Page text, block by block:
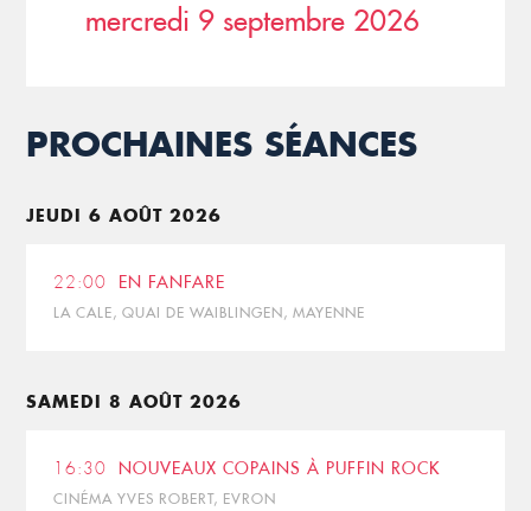
mercredi 9 septembre 2026
PROCHAINES SÉANCES
JEUDI 6 AOÛT 2026
22:00 EN FANFARE
LA CALE, QUAI DE WAIBLINGEN, MAYENNE
SAMEDI 8 AOÛT 2026
16:30 NOUVEAUX COPAINS À PUFFIN ROCK
CINÉMA YVES ROBERT, EVRON